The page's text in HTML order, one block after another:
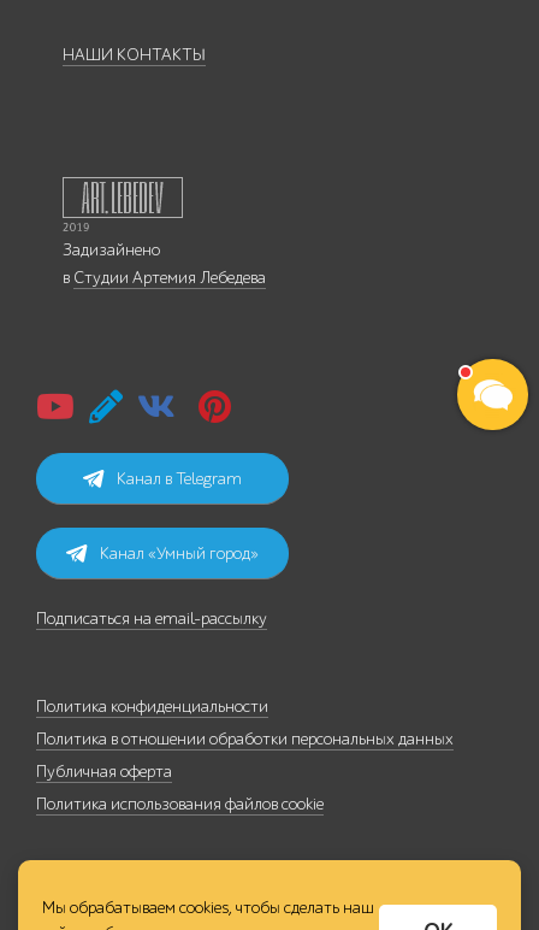
НАШИ КОНТАКТЫ
Задизайнено
в Студии Артемия Лебедева
Канал в Telegram
Канал «Умный город»
Подписаться на email-рассылку
Политика конфиденциальности
Политика в отношении обработки персональных данных
Публичная оферта
Политика использования файлов cookie
Мы обрабатываем cookies, чтобы сделать наш